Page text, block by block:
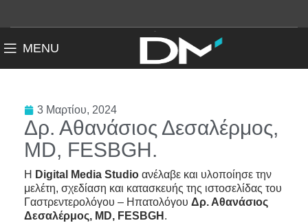
MENU
3 Μαρτίου, 2024
Δρ. Αθανάσιος Δεσαλέρμος,
MD, FESBGH.
Η Digital Media Studio ανέλαβε και υλοποίησε την
μελέτη, σχεδίαση και κατασκευής της ιστοσελίδας του
Γαστρεντερολόγου – Ηπατολόγου Δρ. Αθανάσιος
Δεσαλέρμος, MD, FESBGH .